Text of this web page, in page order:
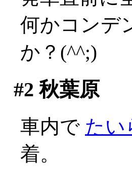
何かコンデ
か？(^^;)
#2 秋葉原
車内で たい
着。